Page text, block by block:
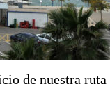
de nuestra ruta